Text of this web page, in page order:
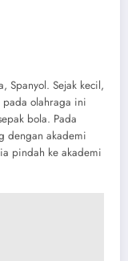
Spanyol. Sejak kecil,
pada olahraga ini
bola. Pada
dengan akademi
pindah ke akademi